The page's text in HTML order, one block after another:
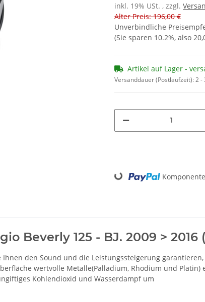
inkl. 19% USt. , zzgl.
Alter Preis: 196,00 €
Unverbindliche
(Sie sparen 10.2%, also
Artikel auf Lager -
Versanddauer (Postlaufzeit):2 -
Loading...
Beverly 125 - BJ. 2009 > 2016
den Sound und die Leistungssteigerung
wertvolle Metalle(Palladium, Rhodium und
Kohlendioxid und Wasserdampf um